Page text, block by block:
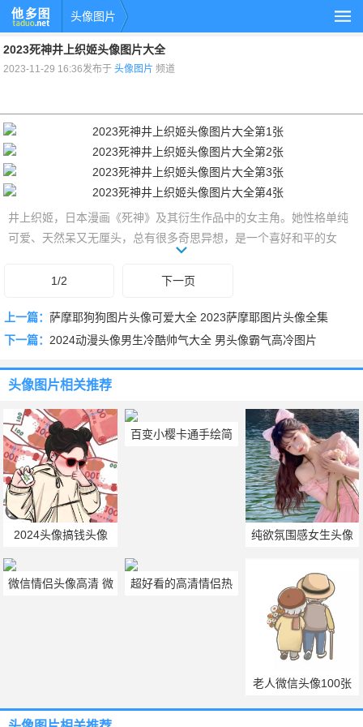
头像图片
2023死神井上织姬头像图片大全
2023-11-29 16:36发布于头像图片 频道
井上织姬，日本漫画《死神》及其衍生作品中的女主角。她性格单纯
可爱、天然呆又无厘头，总有很多奇思异想，是一个喜好和平的女
孩，也总是能给人带来轻松和笑声。下面一起来看看2023死神井上织
姬头像图片大全吧。
1/2 下一页
上一篇： 萨摩耶狗狗图片头像可爱大全 2023萨摩耶图片头像全集
下一篇： 2024动漫头像男生冷酷帅气大全 男头像霸气高冷图片
头像图片相关推荐
2024头像搞钱头像
百变小樱卡通手绘简
纯欲氛围感女生头像
微信情侣头像高清 微
超好看的高清情侣热
老人微信头像100张
图片